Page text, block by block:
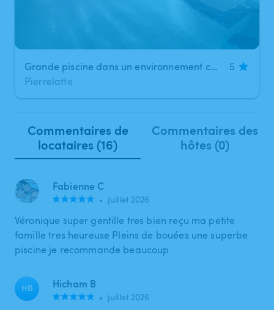
Grande piscine dans un environnement calme à Pierrelatte
5
Pierrelatte
Commentaires de
locataires (16)
Commentaires des
hôtes (0)
Fabienne C
• juillet 2026
Véronique super gentille tres bien reçu ma petite
famille tres heureuse Pleins de bouées une superbe
piscine je recommande beaucoup
HB Hicham B
• juillet 2026